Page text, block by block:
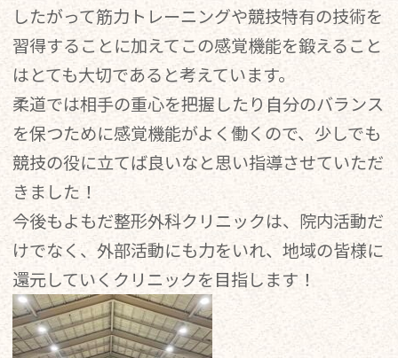
したがって筋力トレーニングや競技特有の技術を
習得することに加えてこの感覚機能を鍛えること
はとても大切であると考えています。
柔道では相手の重心を把握したり自分のバランス
を保つために感覚機能がよく働くので、少しでも
競技の役に立てば良いなと思い指導させていただ
きました！
今後もよもだ整形外科クリニックは、院内活動だ
けでなく、外部活動にも力をいれ、地域の皆様に
還元していくクリニックを目指します！